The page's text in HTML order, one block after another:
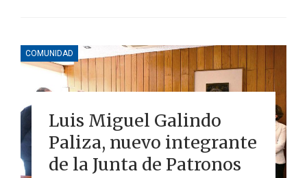
COMUNIDAD
Luis Miguel Galindo
Paliza, nuevo integrante
de la Junta de Patronos